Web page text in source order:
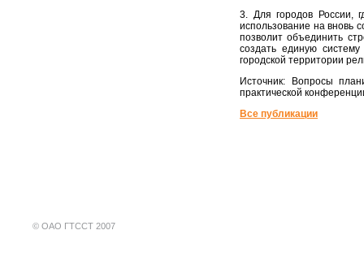
3. Для городов России,
использование на вновь
позволит объединить
создать единую
городской территории
Источник: Вопросы
практической
Все публикации
© ОАО ГТССТ 2007